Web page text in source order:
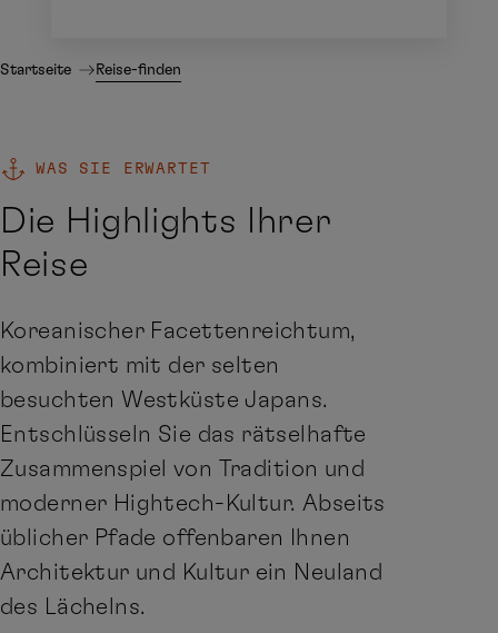
Startseite Reise-finden
WAS SIE ERWARTET
Die Highlights Ihrer
Reise
Koreanischer Facettenreichtum,
kombiniert mit der selten
besuchten Westküste Japans.
Entschlüsseln Sie das rätselhafte
Zusammenspiel von Tradition und
moderner Hightech-Kultur. Abseits
üblicher Pfade offenbaren Ihnen
Architektur und Kultur ein Neuland
des Lächelns.